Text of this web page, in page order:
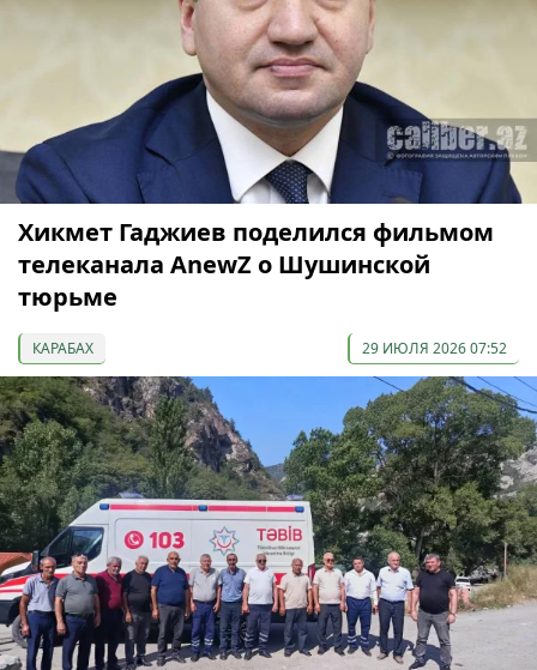
Хикмет Гаджиев поделился фильмом
телеканала AnewZ о Шушинской
тюрьме
КАРАБАХ 29 ИЮЛЯ 2026 07:52